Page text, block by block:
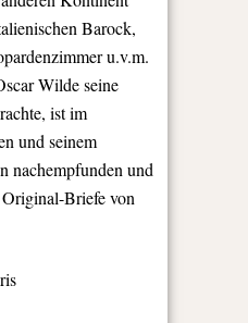
Barock,
u.v.m.
Wilde seine
ist im
und seinem
nachempfunden und
Briefe von